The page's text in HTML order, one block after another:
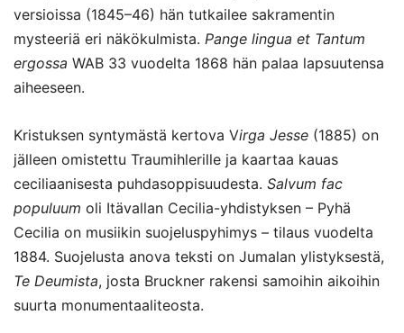
versioissa (1845–46) hän tutkailee sakramentin
mysteeriä eri näkökulmista. Pange lingua et Tantum
ergossa WAB 33 vuodelta 1868 hän palaa lapsuutensa
aiheeseen.
Kristuksen syntymästä kertova Virga Jesse (1885) on
jälleen omistettu Traumihlerille ja kaartaa kauas
ceciliaanisesta puhdasoppisuudesta. Salvum fac
populuum oli Itävallan Cecilia-yhdistyksen – Pyhä
Cecilia on musiikin suojeluspyhimys – tilaus vuodelta
1884. Suojelusta anova teksti on Jumalan ylistyksestä,
Te Deumista, josta Bruckner rakensi samoihin aikoihin
suurta monumentaaliteosta.